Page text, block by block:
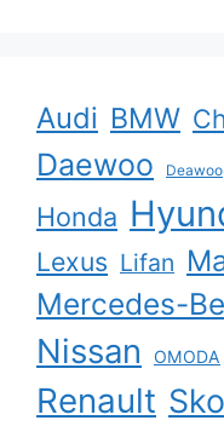
Audi BMW
Daewoo Deawoo
Honda
Lexus Lifan
Mercedes-
Nissan OMODA
Renault